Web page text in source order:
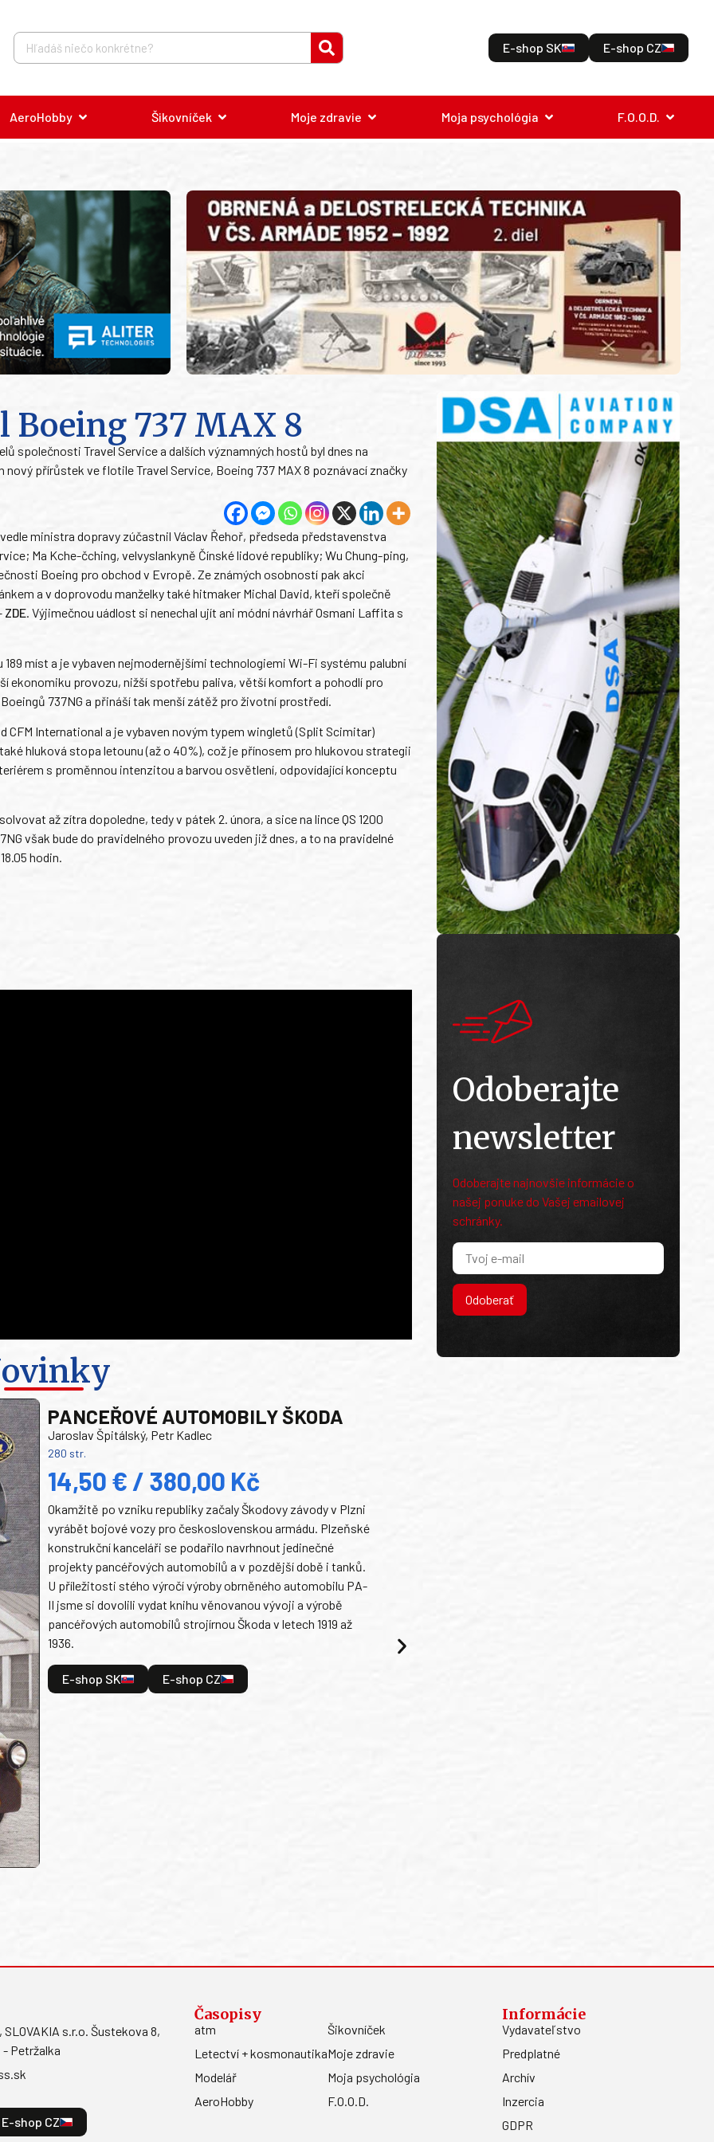
E-shop SK E-shop CZ
AeroHobby Šikovníček Moje zdravie Moja psychológia F.O.O.D.
737 MAX 8
společnosti Travel Service a dalších významných hostů byl dnes na
přírůstek ve flotile Travel Service, Boeing 737 MAX 8 poznávací značky
ministra dopravy zúčastnil Václav Řehoř, předseda představenstva
Ma Kche-čching, velvyslankyně Čínské lidové republiky; Wu Chung-ping,
Boeing pro obchod v Evropě. Ze známých osobností pak akci
a v doprovodu manželky také hitmaker Michal David, kteří společně
ZDE. Výjimečnou uádlost si nenechal ujít ani módní návrhář Osmani Laffita s
míst a je vybaven nejmodernějšími technologiemi Wi-Fi systému palubní
ekonomiku provozu, nižší spotřebu paliva, větší komfort a pohodlí pro
737NG a přináší tak menší zátěž pro životní prostředí.
CFM International a je vybaven novým typem wingletů (Split Scimitar)
hluková stopa letounu (až o 40%), což je přínosem pro hlukovou strategii
s proměnnou intenzitou a barvou osvětlení, odpovídající konceptu
až zítra dopoledne, tedy v pátek 2. února, a sice na lince QS 1200
však bude do pravidelného provozu uveden již dnes, a to na pravidelné
hodin.
PANCEŘOVÉ AUTOMOBILY ŠKODA
Jaroslav Špitálský, Petr Kadlec
280 str.
14,50 € / 380,00 Kč
Okamžitě po vzniku republiky začaly Škodovy závody v Plzni
vyrábět bojové vozy pro československou armádu. Plzeňské
konstrukční kanceláři se podařilo navrhnout jedinečné
projekty pancéřových automobilů a v pozdější době i tanků.
U příležitosti stého výročí výroby obrněného automobilu PA-
II jsme si dovolili vydat knihu věnovanou vývoji a výrobě
pancéřových automobilů strojírnou Škoda v letech 1919 až
1936.
E-shop SK E-shop CZ
Odoberajte
newsletter
Odoberajte najnovšie informácie o
našej ponuke do Vašej emailovej
schránky.
Odoberať
SLOVAKIA s.r.o. Šustekova 8,
- Petržalka
E-shop CZ
Časopisy
atm
Letectví + kosmonautika
Modelář
AeroHobby
Šikovníček
Moje zdravie
Moja psychológia
F.O.O.D.
Informácie
Vydavateľstvo
Predplatné
Archív
Inzercia
GDPR